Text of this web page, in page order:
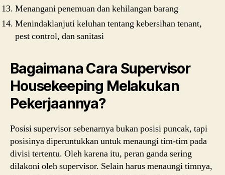
Menangani penemuan dan kehilangan barang
Menindaklanjuti keluhan tentang kebersihan tenant,
pest control, dan sanitasi
Bagaimana Cara Supervisor
Housekeeping Melakukan
Pekerjaannya?
Posisi supervisor sebenarnya bukan posisi puncak, tapi
posisinya diperuntukkan untuk menaungi tim-tim pada
divisi tertentu. Oleh karena itu, peran ganda sering
dilakoni oleh supervisor. Selain harus menaungi timnya,